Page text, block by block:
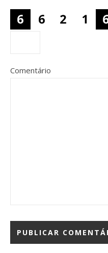
Comentário